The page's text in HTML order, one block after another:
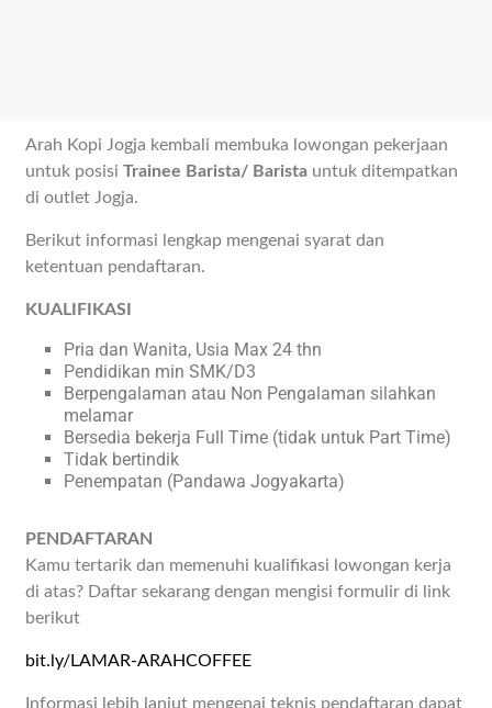
Arah Kopi Jogja kembali membuka lowongan pekerjaan
untuk posisiTrainee Barista/ Barista untuk ditempatkan
di outlet Jogja.
Berikut informasi lengkap mengenai syarat dan
ketentuan pendaftaran.
KUALIFIKASI
Pria dan Wanita, Usia Max 24 thn
Pendidikan min SMK/D3
Berpengalaman atau Non Pengalaman silahkan
melamar
Bersedia bekerja Full Time (tidak untuk Part Time)
Tidak bertindik
Penempatan (Pandawa Jogyakarta)
PENDAFTARAN
Kamu tertarik dan memenuhi kualifikasi lowongan kerja
di atas? Daftar sekarang dengan mengisi formulir di link
berikut
bit.ly/LAMAR-ARAHCOFFEE
Informasi lebih lanjut mengenai teknis pendaftaran dapat